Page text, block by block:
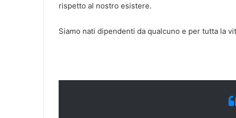
rispetto al nostro esistere.
Siamo nati dipendenti da qualcuno e per tutta la